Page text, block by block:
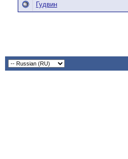
Гудвин